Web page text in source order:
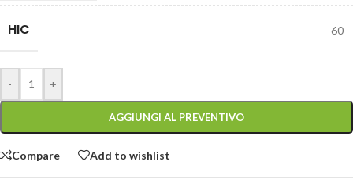
HIC 60
- +
AGGIUNGI AL PREVENTIVO
Compare Add to wishlist